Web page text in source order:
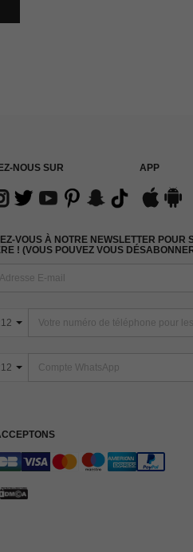
NOUS SUR APP
VOUS À NOTRE NEWSLETTER POUR
! (VOUS POUVEZ VOUS